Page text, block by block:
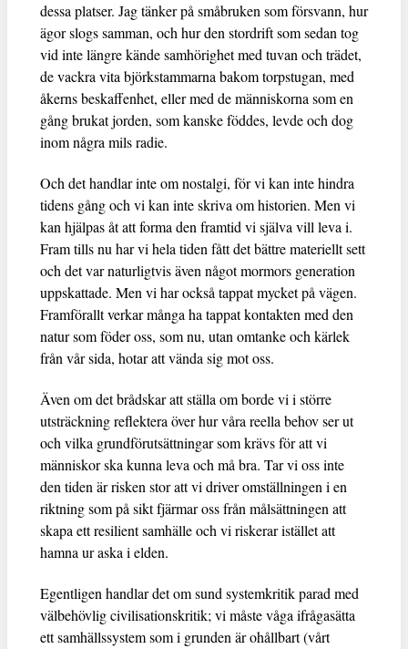
dessa platser. Jag tänker på småbruken som försvann, hur
ägor slogs samman, och hur den stordrift som sedan tog
vid inte längre kände samhörighet med tuvan och trädet,
de vackra vita björkstammarna bakom torpstugan, med
åkerns beskaffenhet, eller med de människorna som en
gång brukat jorden, som kanske föddes, levde och dog
inom några mils radie.
Och det handlar inte om nostalgi, för vi kan inte hindra
tidens gång och vi kan inte skriva om historien. Men vi
kan hjälpas åt att forma den framtid vi själva vill leva i.
Fram tills nu har vi hela tiden fått det bättre materiellt sett
och det var naturligtvis även något mormors generation
uppskattade. Men vi har också tappat mycket på vägen.
Framförallt verkar många ha tappat kontakten med den
natur som föder oss, som nu, utan omtanke och kärlek
från vår sida, hotar att vända sig mot oss.
Även om det brådskar att ställa om borde vi i större
utsträckning reflektera över hur våra reella behov ser ut
och vilka grundförutsättningar som krävs för att vi
människor ska kunna leva och må bra. Tar vi oss inte
den tiden är risken stor att vi driver omställningen i en
riktning som på sikt fjärmar oss från målsättningen att
skapa ett resilient samhälle och vi riskerar istället att
hamna ur aska i elden.
Egentligen handlar det om sund systemkritik parad med
välbehövlig civilisationskritik; vi måste våga ifrågasätta
ett samhällssystem som i grunden är ohållbart (vårt